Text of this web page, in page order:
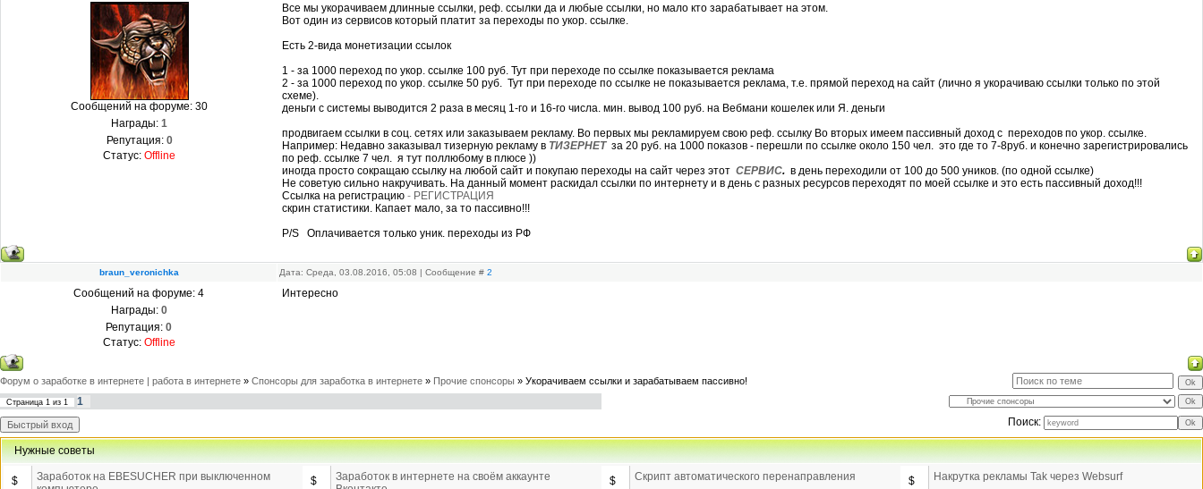
Сообщений на форуме: 30
Награды: 1
Репутация: 0
Статус: Offline
Все мы укорачиваем длинные ссылки, реф. ссылки да и любые ссылки, но мало кто зарабатывает на этом.
Вот один из сервисов который платит за переходы по укор. ссылке.
Есть 2-вида монетизации ссылок
1 - за 1000 переход по укор. ссылке 100 руб. Тут при переходе по ссылке показывается реклама
2 - за 1000 переход по укор. ссылке 50 руб. Тут при переходе по ссылке не показывается реклама, т.е. прямой переход на сайт (лично я укорачиваю ссылки только по этой
схеме).
деньги с системы выводится 2 раза в месяц 1-го и 16-го числа. мин. вывод 100 руб. на Вебмани кошелек или Я. деньги
продвигаем ссылки в соц. сетях или заказываем рекламу. Во первых мы рекламируем свою реф. ссылку Во вторых имеем пассивный доход с переходов по укор. ссылке.
Например: Недавно заказывал тизерную рекламу в ТИЗЕРНЕТза 20 руб. на 1000 показов - перешли по ссылке около 150 чел. это где то 7-8руб. и конечно зарегистрировались
по реф. ссылке 7 чел. я тут поллюбому в плюсе ))
иногда просто сокращаю ссылку на любой сайт и покупаю переходы на сайт через этот СЕРВИС. в день переходили от 100 до 500 уников. (по одной ссылке)
Не советую сильно накручивать. На данный момент раскидал ссылки по интернету и в день с разных ресурсов переходят по моей ссылке и это есть пассивный доход!!!
Ссылка на регистрацию - РЕГИСТРАЦИЯ
скрин статистики. Капает мало, за то пассивно!!!
P/S Оплачивается только уник. переходы из РФ
braun_veronichka Дата: Среда, 03.08.2016, 05:08 | Сообщение # 2
Сообщений на форуме: 4
Награды: 0
Репутация: 0
Статус: Offline
Интересно
Форум о заработке в интернете | работа в интернете » Спонсоры для заработка в интернете » Прочие спонсоры » Укорачиваем ссылки и зарабатываем пассивно!
Страница 1 из 1
1
Поиск:
Нужные советы
$
Заработок на EBESUCHER при выключенном
$
Заработок в интернете на своём аккаунте
$ Скрипт автоматического перенаправления $ Накрутка рекламы Tak через Websurf